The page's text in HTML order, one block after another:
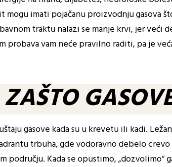
imati pojačanu proizvodnju gasova
traktu nalazi se manje krvi, jer veći
probava vam neće pravilno raditi, pa je
ZAŠTO
gasove kada su u krevetu ili kadi.
trbuha, gde vodoravno debelo
području. Kada se opustimo, „dozvolimo“